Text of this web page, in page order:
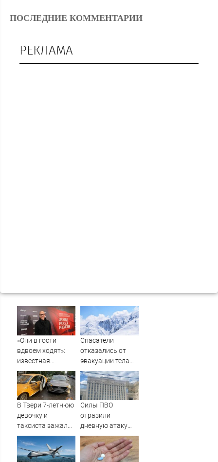
ПОСЛЕДНИЕ КОММЕНТАРИИ
РЕКЛАМА
«Они в гости
вдвоем ходят»:
известная
журналистка
подтвердила
роман
Бондарчука и
Спасатели
отказались от
эвакуации тела
Натальи
Наговицыной с
семитысячника
В Твери 7-летнюю
девочку и
таксиста зажало
дверью
автомобиля –
Новости Твери и
Силы ПВО
отразили
дневную атаку
БПЛА на
Рязанскую
область